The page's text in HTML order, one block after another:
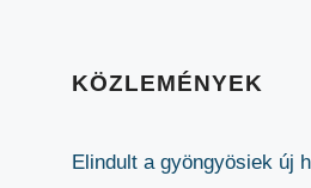
KÖZLEMÉNYEK
Elindult a gyöngyösiek új